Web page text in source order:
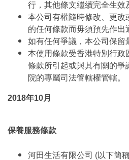
行，其他條文繼續完全生效
本公司有權隨時修改、更改
的任何條款而毋須預先作出
如有任何爭議，本公司保留
本使用條款受香港特別行政
條款所引起或與其有關的爭
院的專屬司法管轄權管轄。
2018年10月
保養服務條款
河田生活有限公司 (以下簡